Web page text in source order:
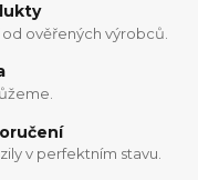
ověřených výrobců.
v perfektním stavu.